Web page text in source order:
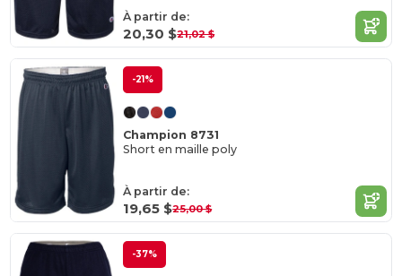
À partir de:
20,30 $21,02 $
-21%
Champion 8731
Short en maille poly
À partir de:
19,65 $25,00 $
-37%